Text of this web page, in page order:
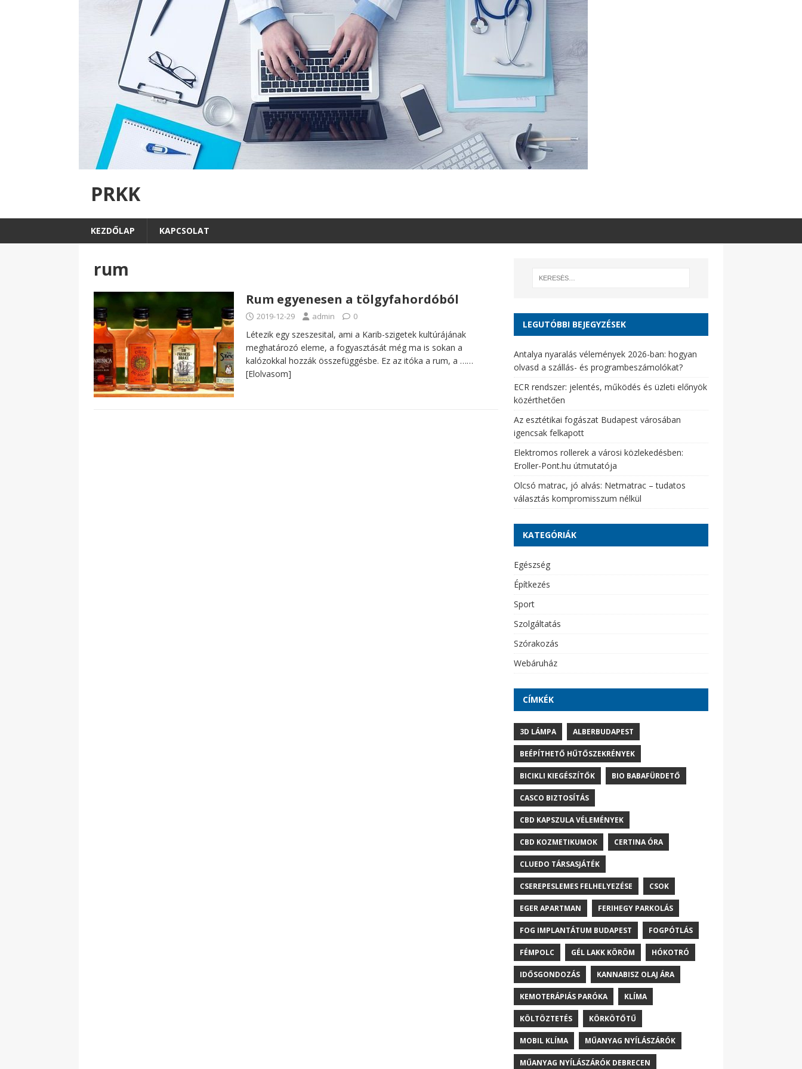
PRKK
KEZDŐLAP KAPCSOLAT
rum
Rum egyenesen a tölgyfahordóból
2019-12-29 admin 0
Létezik egy szeszesital, ami a Karib-szigetek kultúrájának
meghatározó eleme, a fogyasztását még ma is sokan a
kalózokkal hozzák összefüggésbe. Ez az itóka a rum, a ……
[Elolvasom]
LEGUTÓBBI BEJEGYZÉSEK
Antalya nyaralás vélemények 2026-ban: hogyan
olvasd a szállás- és programbeszámolókat?
ECR rendszer: jelentés, működés és üzleti előnyök
közérthetően
Az esztétikai fogászat Budapest városában
igencsak felkapott
Elektromos rollerek a városi közlekedésben:
Eroller-Pont.hu útmutatója
Olcsó matrac, jó alvás: Netmatrac – tudatos
választás kompromisszum nélkül
KATEGÓRIÁK
Egészség
Építkezés
Sport
Szolgáltatás
Szórakozás
Webáruház
CÍMKÉK
3D LÁMPA ALBERBUDAPEST
BEÉPÍTHETŐ HŰTŐSZEKRÉNYEK
BICIKLI KIEGÉSZÍTŐK BIO BABAFÜRDETŐ
CASCO BIZTOSÍTÁS
CBD KAPSZULA VÉLEMÉNYEK
CBD KOZMETIKUMOK CERTINA ÓRA
CLUEDO TÁRSASJÁTÉK
CSEREPESLEMES FELHELYEZÉSE CSOK
EGER APARTMAN FERIHEGY PARKOLÁS
FOG IMPLANTÁTUM BUDAPEST FOGPÓTLÁS
FÉMPOLC GÉL LAKK KÖRÖM HÓKOTRÓ
IDŐSGONDOZÁS KANNABISZ OLAJ ÁRA
KEMOTERÁPIÁS PARÓKA KLÍMA
KÖLTÖZTETÉS KÖRKÖTŐTŰ
MOBIL KLÍMA MŰANYAG NYÍLÁSZÁRÓK
MŰANYAG NYÍLÁSZÁRÓK DEBRECEN